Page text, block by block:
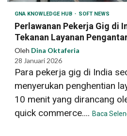
GNA KNOWLEDGE HUB SOFT NEWS
Perlawanan Pekerja Gig di
Tekanan Layanan
Oleh Dina Oktaferia
28 Januari 2026
Para pekerja gig di India
menyerukan penghentian
10 menit yang dirancang
quick commerce.... Baca